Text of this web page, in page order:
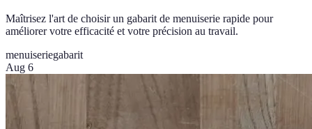
Maîtrisez l'art de choisir un gabarit de menuiserie rapide pour
améliorer votre efficacité et votre précision au travail.
menuiseriegabarit
Aug 6